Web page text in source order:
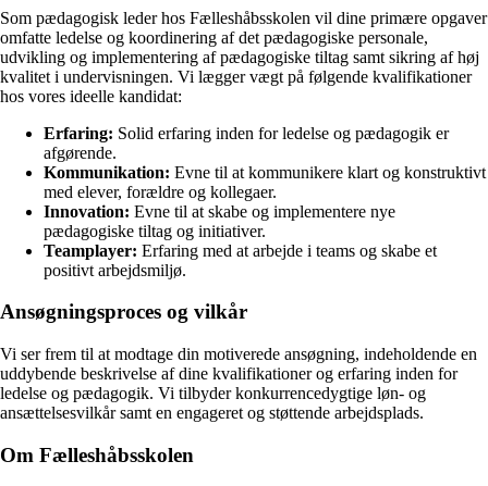
Som pædagogisk leder hos Fælleshåbsskolen vil dine primære opgaver
omfatte ledelse og koordinering af det pædagogiske personale,
udvikling og implementering af pædagogiske tiltag samt sikring af høj
kvalitet i undervisningen. Vi lægger vægt på følgende kvalifikationer
hos vores ideelle kandidat:
Erfaring: Solid erfaring inden for ledelse og pædagogik er
afgørende.
Kommunikation: Evne til at kommunikere klart og konstruktivt
med elever, forældre og kollegaer.
Innovation: Evne til at skabe og implementere nye
pædagogiske tiltag og initiativer.
Teamplayer: Erfaring med at arbejde i teams og skabe et
positivt arbejdsmiljø.
Ansøgningsproces og vilkår
Vi ser frem til at modtage din motiverede ansøgning, indeholdende en
uddybende beskrivelse af dine kvalifikationer og erfaring inden for
ledelse og pædagogik. Vi tilbyder konkurrencedygtige løn- og
ansættelsesvilkår samt en engageret og støttende arbejdsplads.
Om Fælleshåbsskolen